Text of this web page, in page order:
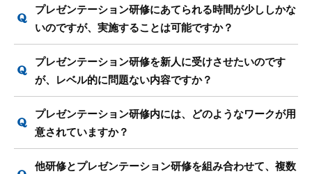
プレゼンテーション研修にあてられる時間が少ししかな
いのですが、実施することは可能ですか？
プレゼンテーション研修を新人に受けさせたいのです
が、レベル的に問題ない内容ですか？
プレゼンテーション研修内には、どのようなワークが用
意されていますか？
他研修とプレゼンテーション研修を組み合わせて、複数